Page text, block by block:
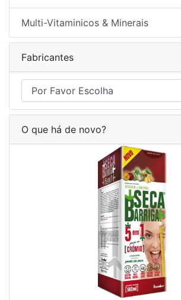
Multi-Vitaminicos & Minerais
Fabricantes
O que há de novo?